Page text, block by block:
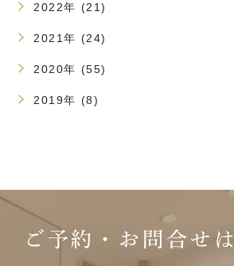
2022年 (21)
2021年 (24)
2020年 (55)
2019年 (8)
ご予約・お問合せは